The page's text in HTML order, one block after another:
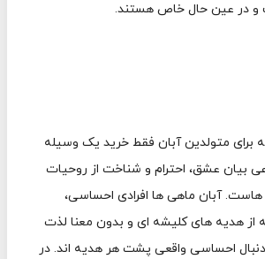
و در عین حال خاص هستند.
برای متولدین آبان فقط خرید یک وسیله
بیان عشق، احترام و شناخت از روحیات
آبان ماهی ها افرادی احساسی،
از هدیه های کلیشه ای و بدون معنا لذت
احساسی واقعی پشت هر هدیه اند. در